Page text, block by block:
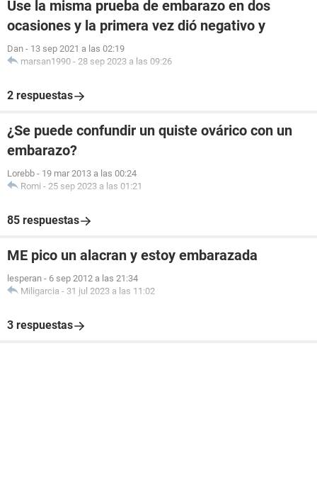
Use la misma prueba de embarazo en dos
ocasiones y la primera vez dió negativo y
Dan - 13 sep 2021 a las 02:19
marsan1990 - 28 sep 2023 a las 09:26
2 respuestas
¿Se puede confundir un quiste ovárico con un
embarazo?
Lorebb - 19 mar 2013 a las 00:24
Romi - 25 sep 2023 a las 01:21
85 respuestas
ME pico un alacran y estoy embarazada
lesperan - 6 sep 2012 a las 21:34
Miligarcia - 31 jul 2023 a las 11:02
3 respuestas